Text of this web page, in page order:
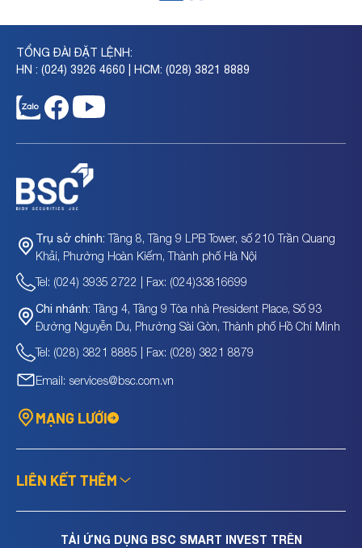
TỔNG ĐÀI ĐẶT LỆNH:
HN : (024) 3926 4660 | HCM: (028) 3821 8889
Trụ sở chính: Tầng 8, Tầng 9 LPB Tower, số 210 Trần Quang
Khải, Phường Hoàn Kiếm, Thành phố Hà Nội
Tel: (024) 3935 2722 | Fax: (024)33816699
Chi nhánh: Tầng 4, Tầng 9 Tòa nhà President Place, Số 93
Đường Nguyễn Du, Phường Sài Gòn, Thành phố Hồ Chí Minh
Tel: (028) 3821 8885 | Fax: (028) 3821 8879
Email: services@bsc.com.vn
MẠNG LƯỚI
LIÊN KẾT THÊM
TẢI ỨNG DỤNG BSC SMART INVEST TRÊN